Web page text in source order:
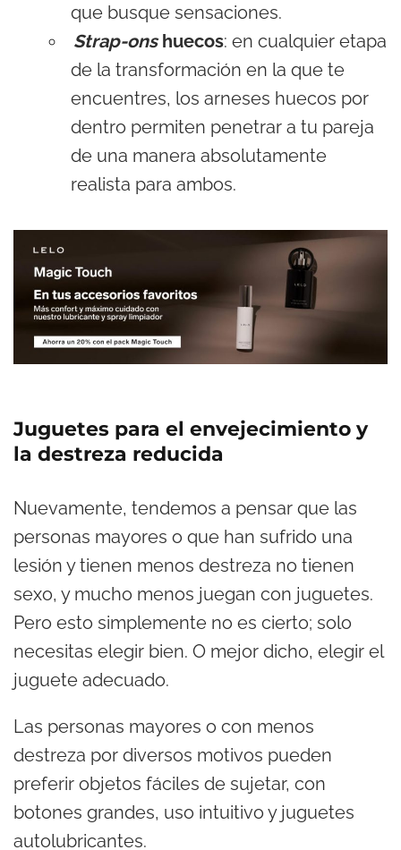
que busque sensaciones.
Strap-onshuecos: en cualquier etapa
de la transformación en la que te
encuentres, los arneses huecos por
dentro permiten penetrar a tu pareja
de una manera absolutamente
realista para ambos.
Juguetes para el envejecimiento y
la destreza reducida
Nuevamente, tendemos a pensar que las
personas mayores o que han sufrido una
lesión y tienen menos destreza no tienen
sexo, y mucho menos juegan con juguetes.
Pero esto simplemente no es cierto; solo
necesitas elegir bien. O mejor dicho, elegir el
juguete adecuado.
Las personas mayores o con menos
destreza por diversos motivos pueden
preferir objetos fáciles de sujetar, con
botones grandes, uso intuitivo y juguetes
autolubricantes.